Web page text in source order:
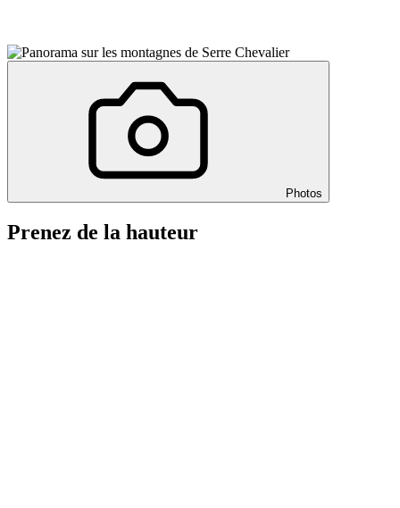
Photos
Prenez de la hauteur